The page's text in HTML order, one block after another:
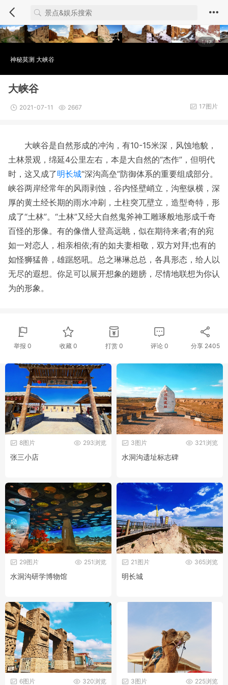
1/17
神秘莫测 大峡谷
大峡谷
2021-07-11 2667 17图片
大峡谷是自然形成的冲沟，有10-15米深，风蚀地貌，
土林景观，绵延4公里左右，本是大自然的“杰作”，但明代
时，这又成了明长城“深沟高垒”防御体系的重要组成部分。
峡谷两岸经常年的风雨剥蚀，谷内怪壁峭立，沟壑纵横，深
厚的黄土经长期的雨水冲刷，土柱突兀壁立，造型奇特，形
成了“土林”。“土林”又经大自然鬼斧神工雕琢般地形成千奇
百怪的形像。有的像僧人登高远眺，似在期待来者;有的宛
如一对恋人，相亲相依;有的如夫妻相敬，双方对拜;也有的
如怪狮猛兽，雄踞怒吼。总之琳琳总总，各具形态，给人以
无尽的遐想。你足可以展开想象的翅膀，尽情地联想为你认
为的形象。
举报 0 收藏 0 打赏 0 评论0 分享 2405
293浏览
8图片
张三小店
321浏览
3图片
水洞沟遗址标志碑
251浏览
29图片
水洞沟研学博物馆
365浏览
21图片
明长城
320浏览
6图片 225浏览
3图片